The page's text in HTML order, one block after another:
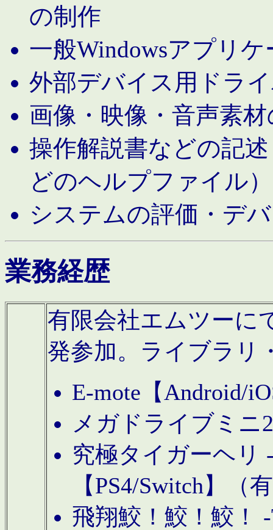
の制作
一般Windowsアプリ
外部デバイス用ドラ
画像・映像・音声素
操作解説書などの記
どのヘルプファイル）
システムの評価・デ
業務経歴
有限会社エムツーに
発参加。ライブラリ
E-mote【Android/
メガドライブミニ
究極タイガーヘリ
【PS4/Switch】（
飛翔鮫！鮫！鮫！